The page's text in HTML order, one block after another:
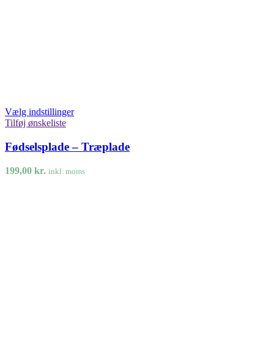
Vælg indstillinger
Tilføj ønskeliste
Fødselsplade – Træplade
199,00 kr. inkl. moms